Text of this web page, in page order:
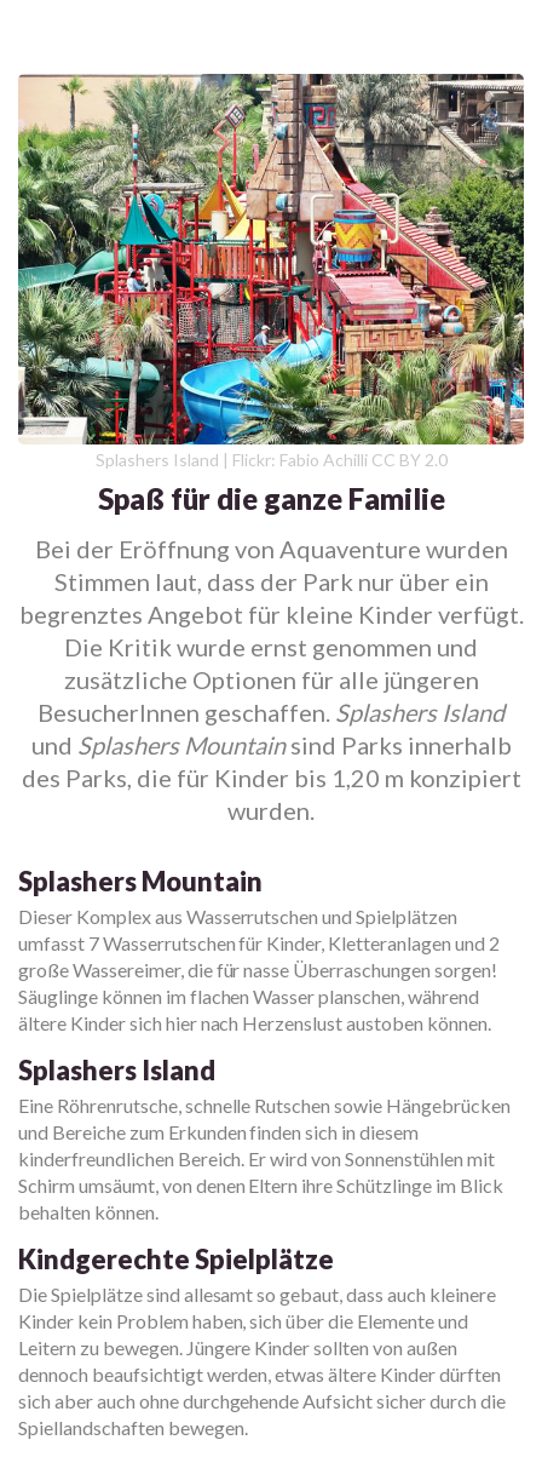
Splashers Island | Flickr: Fabio Achilli CC BY 2.0
Spaß für die ganze Familie
Bei der Eröffnung von Aquaventure wurden
Stimmen laut, dass der Park nur über ein
begrenztes Angebot für kleine Kinder verfügt.
Die Kritik wurde ernst genommen und
zusätzliche Optionen für alle jüngeren
BesucherInnen geschaffen. Splashers Island
und Splashers Mountainsind Parks innerhalb
des Parks, die für Kinder bis 1,20 m konzipiert
wurden.
Splashers Mountain
Dieser Komplex aus Wasserrutschen und Spielplätzen
umfasst 7 Wasserrutschen für Kinder, Kletteranlagen und 2
große Wassereimer, die für nasse Überraschungen sorgen!
Säuglinge können im flachen Wasser planschen, während
ältere Kinder sich hier nach Herzenslust austoben können.
Splashers Island
Eine Röhrenrutsche, schnelle Rutschen sowie Hängebrücken
und Bereiche zum Erkunden finden sich in diesem
kinderfreundlichen Bereich. Er wird von Sonnenstühlen mit
Schirm umsäumt, von denen Eltern ihre Schützlinge im Blick
behalten können.
Kindgerechte Spielplätze
Die Spielplätze sind allesamt so gebaut, dass auch kleinere
Kinder kein Problem haben, sich über die Elemente und
Leitern zu bewegen. Jüngere Kinder sollten von außen
dennoch beaufsichtigt werden, etwas ältere Kinder dürften
sich aber auch ohne durchgehende Aufsicht sicher durch die
Spiellandschaften bewegen.